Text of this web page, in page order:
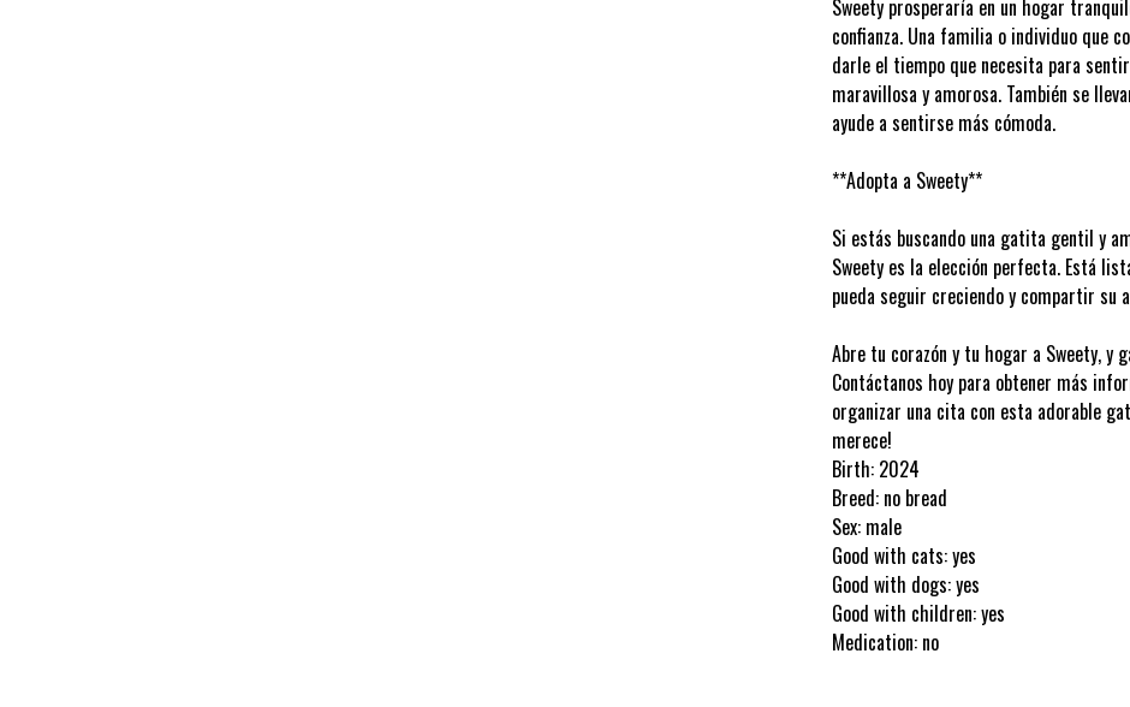
Sweety prosperaría en un hogar
confianza. Una familia o individuo que
darle el tiempo que necesita para
maravillosa y amorosa. También se
ayude a sentirse más cómoda.
**Adopta a Sweety**
Si estás buscando una gatita gentil y
Sweety es la elección perfecta. Está
pueda seguir creciendo y compartir su
Abre tu corazón y tu hogar a Sweety, y
Contáctanos hoy para obtener más
organizar una cita con esta adorable
merece!
Birth: 2024
Breed: no bread
Sex: male
Good with cats: yes
Good with dogs: yes
Good with children: yes
Medication: no